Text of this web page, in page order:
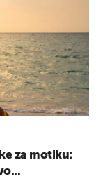
za motiku: